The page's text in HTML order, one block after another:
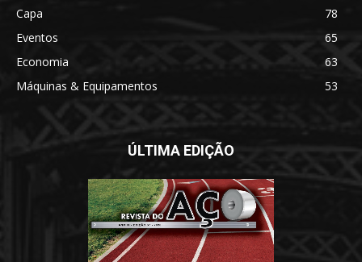
Capa
78
Eventos
65
Economia
63
Máquinas & Equipamentos
53
ÚLTIMA EDIÇÃO